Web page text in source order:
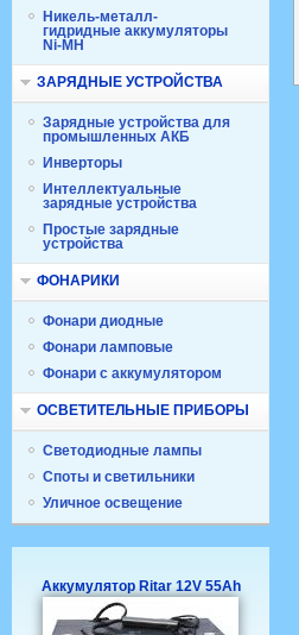
Никель-металл-
гидридные аккумуляторы
Ni-MH
ЗАРЯДНЫЕ УСТРОЙСТВА
Зарядные устройства для
промышленных АКБ
Инверторы
Интеллектуальные
зарядные устройства
Простые зарядные
устройства
ФОНАРИКИ
Фонари диодные
Фонари ламповые
Фонари с аккумулятором
ОСВЕТИТЕЛЬНЫЕ ПРИБОРЫ
Светодиодные лампы
Споты и светильники
Уличное освещение
Аккумулятор Ritar 12V 55Ah